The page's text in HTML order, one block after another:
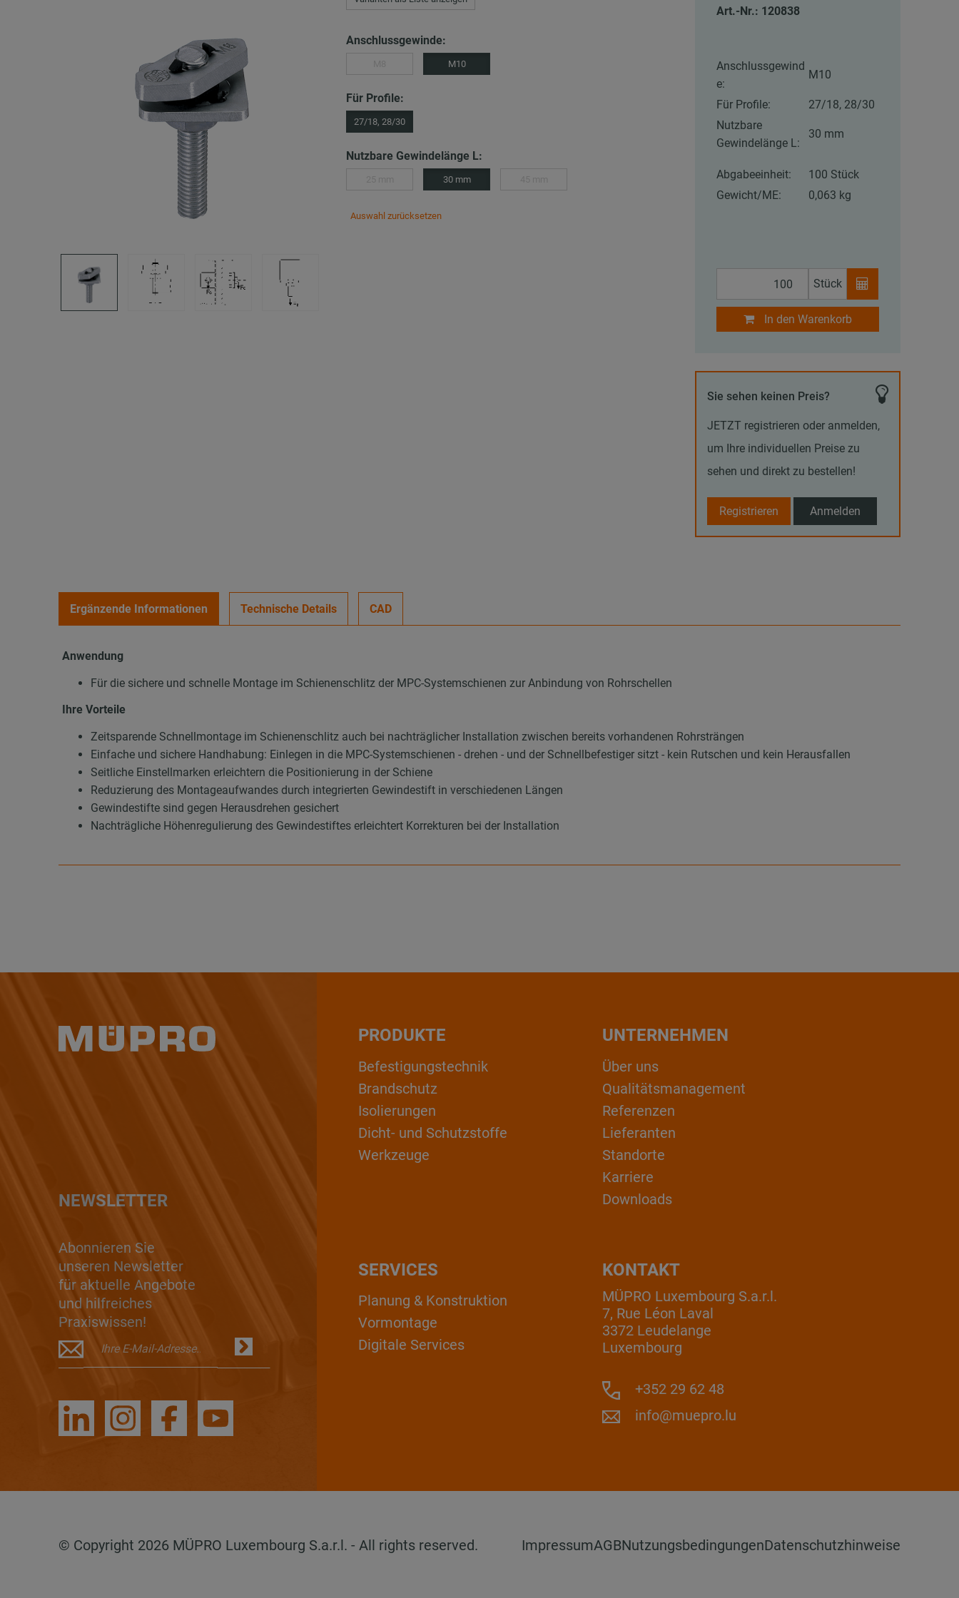
Anschlussgewinde:
M10
Für Profile:
27/18, 28/30
Nutzbare Gewindelänge L:
30 mm
Auswahl zurücksetzen
Art.-Nr.: 120838
Anschlussgewind
e:
M10
Für Profile:
27/18, 28/30
Nutzbare
Gewindelänge L:
30 mm
Abgabeeinheit:
100 Stück
Gewicht/ME:
0,063 kg
Stück
In den Warenkorb
Sie sehen keinen Preis?
JETZT registrieren oder anmelden,
um Ihre individuellen Preise zu
sehen und direkt zu bestellen!
Registrieren Anmelden
Ergänzende Informationen Technische Details CAD
Anwendung
Für die sichere und schnelle Montage im Schienenschlitz der MPC-Systemschienen zur Anbindung von Rohrschellen
Ihre Vorteile
Zeitsparende Schnellmontage im Schienenschlitz auch bei nachträglicher Installation zwischen bereits vorhandenen Rohrsträngen
Einfache und sichere Handhabung: Einlegen in die MPC-Systemschienen - drehen - und der Schnellbefestiger sitzt - kein Rutschen und kein Herausfallen
Seitliche Einstellmarken erleichtern die Positionierung in der Schiene
Reduzierung des Montageaufwandes durch integrierten Gewindestift in verschiedenen Längen
Gewindestifte sind gegen Herausdrehen gesichert
Nachträgliche Höhenregulierung des Gewindestiftes erleichtert Korrekturen bei der Installation
NEWSLETTER
Abonnieren Sie
unseren Newsletter
für aktuelle Angebote
und hilfreiches
Praxiswissen!
PRODUKTE
Befestigungstechnik
Brandschutz
Isolierungen
Dicht- und Schutzstoffe
Werkzeuge
UNTERNEHMEN
Über uns
Qualitätsmanagement
Referenzen
Lieferanten
Standorte
Karriere
Downloads
KONTAKT
MÜPRO Luxembourg S.a.r.l.
7, Rue Léon Laval
3372 Leudelange
Luxembourg
+352 29 62 48
info@muepro.lu
SERVICES
Planung & Konstruktion
Vormontage
Digitale Services
© Copyright 2026 MÜPRO Luxembourg S.a.r.l. - All rights reserved. ImpressumAGBNutzungsbedingungenDatenschutzhinweise